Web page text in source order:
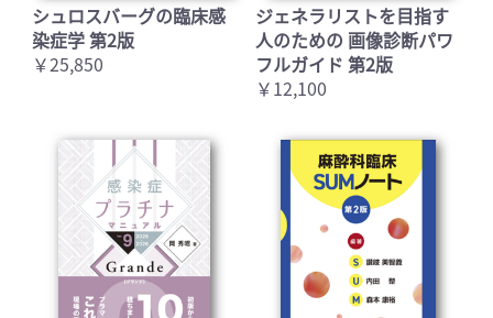
シュロスバーグの臨床感
染症学 第2版
￥25,850
ジェネラリストを目指す
人のための 画像診断パワ
フルガイド 第2版
￥12,100